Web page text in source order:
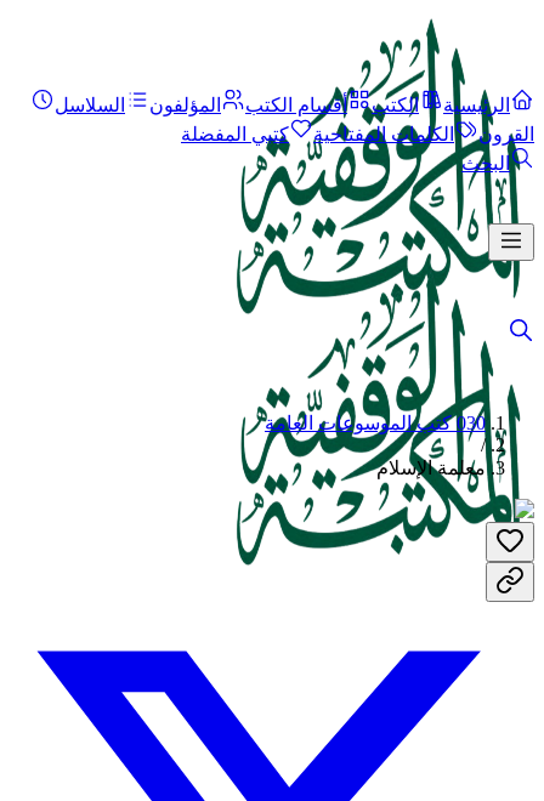
الرئيسية الكتب أقسام الكتب المؤلفون
السلاسل
القرون
الكلمات المفتاحية
كتبي المفضلة
البحث
030 كتب الموسوعات العامة
/
معلمة الإسلام